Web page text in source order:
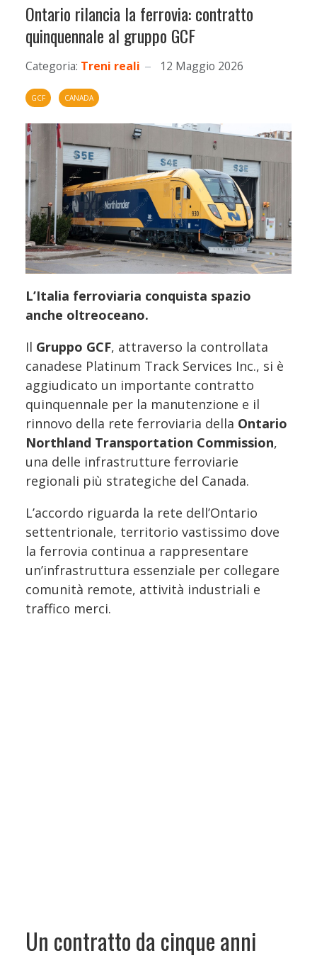
Ontario rilancia la ferrovia: contratto
quinquennale al gruppo GCF
Categoria: Treni reali 12 Maggio 2026
GCF CANADA
L’Italia ferroviaria conquista spazio
anche oltreoceano.
Il Gruppo GCF, attraverso la controllata
canadese Platinum Track Services Inc., si è
aggiudicato un importante contratto
quinquennale per la manutenzione e il
rinnovo della rete ferroviaria della Ontario
Northland Transportation Commission,
una delle infrastrutture ferroviarie
regionali più strategiche del Canada.
L’accordo riguarda la rete dell’Ontario
settentrionale, territorio vastissimo dove
la ferrovia continua a rappresentare
un’infrastruttura essenziale per collegare
comunità remote, attività industriali e
traffico merci.
Un contratto da cinque anni